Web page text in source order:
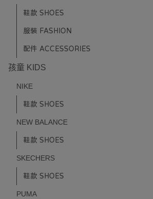
鞋款 SHOES
服裝 FASHION
配件 ACCESSORIES
孩童 KIDS
NIKE
鞋款 SHOES
NEW BALANCE
鞋款 SHOES
SKECHERS
鞋款 SHOES
PUMA